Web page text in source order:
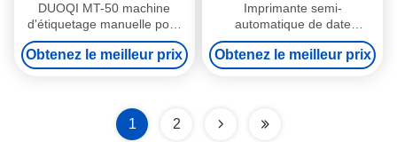
DUOQI MT-50 machine
d'étiquetage manuelle pour
bouteilles rondes de
différentes tailles
Obtenez le meilleur prix
Imprimante semi-
automatique de date
d'expiration d'étiquette
d'impression DY-8
Obtenez le meilleur prix
1 2